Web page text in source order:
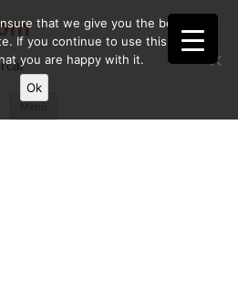
contingut
that we give you the best
If you continue to use this site we
you are happy with it.
Ok